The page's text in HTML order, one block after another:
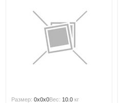
Размер:0x0x0Вес: 10.0 кг